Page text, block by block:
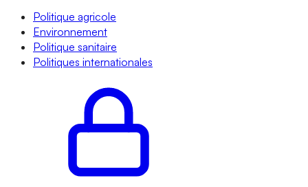
Politique agricole
Environnement
Politique sanitaire
Politiques internationales